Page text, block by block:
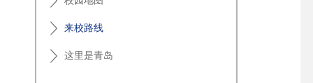
来校路线
这里是青岛